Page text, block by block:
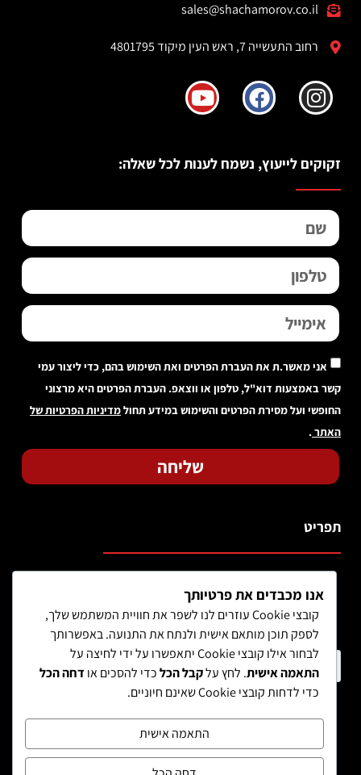
sales@shachamorov.co.il
רחוב התעשייה 7, ראש העין מיקוד 4801795
זקוקים לייעוץ, נשמח לענות לכל שאלה:
אני מאשר.ת את העברת הפרטים ואת השימוש בהם, כדי ליצור עמי
קשר באמצעות דוא"ל, טלפון או ווצאפ. העברת הפרטים היא מרצוני
החופשי ועל מסירת הפרטים והשימוש במידע תחולמדיניות הפרטיות של
האתר.
שליחה
תפריט
חיפוש מוצר
אנו מכבדים את פרטיותך
קובצי Cookie עוזרים לנו לשפר את חוויית המשתמש שלך,
לספק תוכן מותאם אישית ולנתח את התנועה. באפשרותך
לבחור אילו קובצי Cookie יתאפשרו על ידי לחיצה על
התאמה אישית. לחץ עלקבל הכלכדי להסכים או דחה הכל
כדי לדחות קובצי Cookie שאינם חיוניים.
התאמה אישית